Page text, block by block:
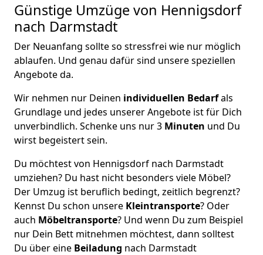
Günstige Umzüge von Hennigsdorf
nach Darmstadt
Der Neuanfang sollte so stressfrei wie nur möglich
ablaufen. Und genau dafür sind unsere speziellen
Angebote da.
Wir nehmen nur Deinen individuellen Bedarfals
Grundlage und jedes unserer Angebote ist für Dich
unverbindlich. Schenke uns nur 3 Minuten und Du
wirst begeistert sein.
Du möchtest von Hennigsdorf nach Darmstadt
umziehen? Du hast nicht besonders viele Möbel?
Der Umzug ist beruflich bedingt, zeitlich begrenzt?
Kennst Du schon unsere Kleintransporte? Oder
auch Möbeltransporte? Und wenn Du zum Beispiel
nur Dein Bett mitnehmen möchtest, dann solltest
Du über eine Beiladung nach Darmstadt